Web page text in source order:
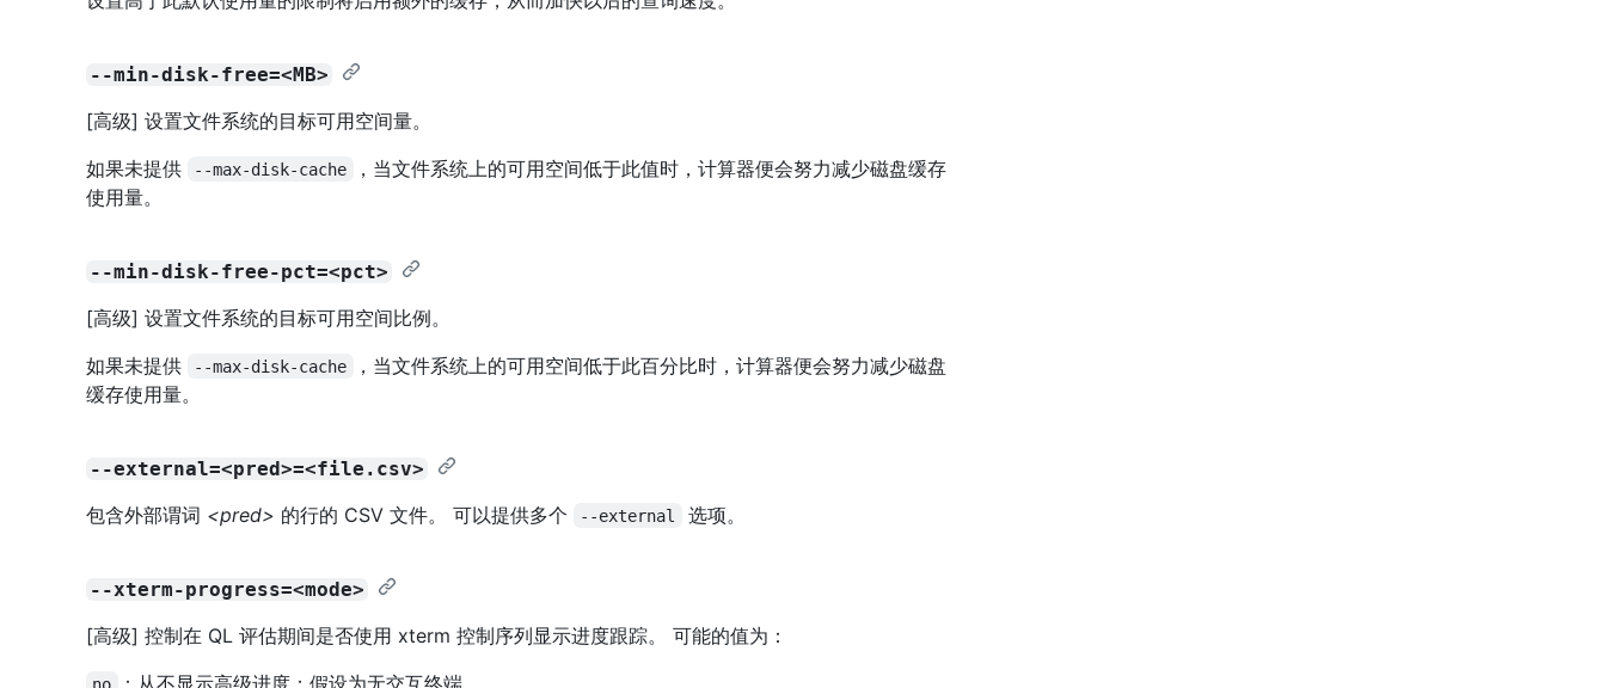
--min-disk-free=<MB>
[高级] 设置文件系统的目标可用空间量。
如果未提供
--max-disk-cache
，当文件系统上的可用空间低于此值时，计算器便会努力减少磁盘缓存
使用量。
--min-disk-free-pct=<pct>
[高级] 设置文件系统的目标可用空间比例。
如果未提供
--max-disk-cache
，当文件系统上的可用空间低于此百分比时，计算器便会努力减少磁盘
缓存使用量。
--external=<pred>=<file.csv>
包含外部谓词 <pred> 的行的 CSV 文件。 可以提供多个 --external 选项。
--xterm-progress=<mode>
[高级] 控制在 QL 评估期间是否使用 xterm 控制序列显示进度跟踪。 可能的值为：
no ：从不显示高级进度；假设为无交互终端。